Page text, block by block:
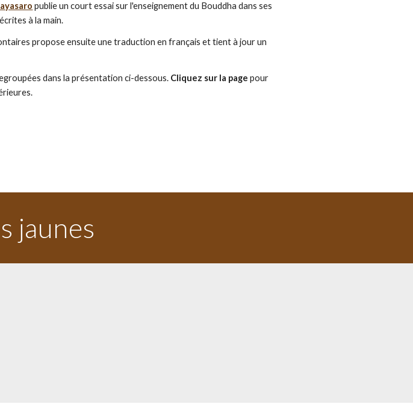
publie un court essai sur l'enseignement du Bouddha dans ses
à la main.
dans la présentation ci-dessous. Cliquez sur la page pour
jaunes